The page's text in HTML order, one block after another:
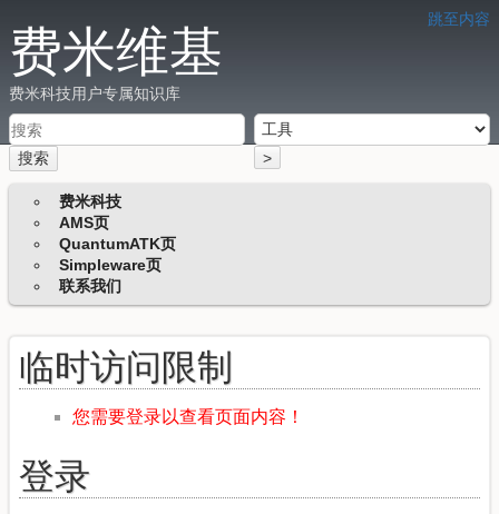
跳至内容
费米维基
费米科技用户专属知识库
搜索 >
费米科技
AMS页
QuantumATK页
Simpleware页
联系我们
临时访问限制
您需要登录以查看页面内容！
登录